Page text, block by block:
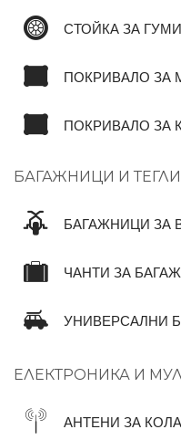
СТОЙКА ЗА
ПОКРИВАЛО ЗА
ПОКРИВАЛО ЗА
БАГАЖНИЦИ И
БАГАЖНИЦИ ЗА
ЧАНТИ ЗА
УНИВЕРСАЛНИ
ЕЛЕКТРОНИКА И
АНТЕНИ ЗА КОЛА